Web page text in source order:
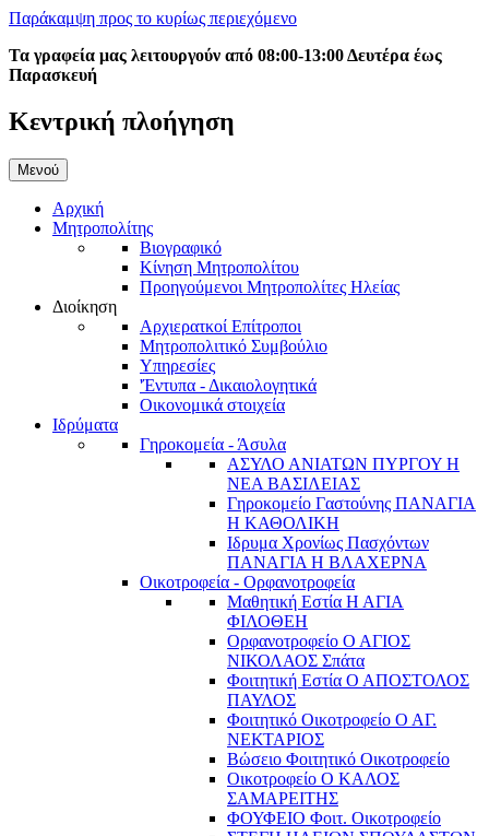
Παράκαμψη προς το κυρίως περιεχόμενο
Τα γραφεία μας λειτουργούν από 08:00-13:00 Δευτέρα έως
Παρασκευή
Κεντρική πλοήγηση
Μενού
Αρχική
Μητροπολίτης
Βιογραφικό
Κίνηση Μητροπολίτου
Προηγούμενοι Μητροπολίτες Ηλείας
Διοίκηση
Αρχιερατκοί Επίτροποι
Μητροπολιτικό Συμβούλιο
Υπηρεσίες
'Έντυπα - Δικαιολογητικά
Οικονομικά στοιχεία
Ιδρύματα
Γηροκομεία - Άσυλα
ΑΣΥΛΟ ΑΝΙΑΤΩΝ ΠΥΡΓΟΥ Η
ΝΕΑ ΒΑΣΙΛΕΙΑΣ
Γηροκομείο Γαστούνης ΠΑΝΑΓΙΑ
Η ΚΑΘΟΛΙΚΗ
Ιδρυμα Χρονίως Πασχόντων
ΠΑΝΑΓΙΑ Η ΒΛΑΧΕΡΝΑ
Οικοτροφεία - Ορφανοτροφεία
Μαθητική Εστία Η ΑΓΙΑ
ΦΙΛΟΘΕΗ
Ορφανοτροφείο Ο ΑΓΙΟΣ
ΝΙΚΟΛΑΟΣ Σπάτα
Φοιτητική Εστία Ο ΑΠΟΣΤΟΛΟΣ
ΠΑΥΛΟΣ
Φοιτητικό Οικοτροφείο Ο ΑΓ.
ΝΕΚΤΑΡΙΟΣ
Βώσειο Φοιτητικό Οικοτροφείο
Οικοτροφείο Ο ΚΑΛΟΣ
ΣΑΜΑΡΕΙΤΗΣ
ΦΟΥΦΕΙΟ Φοιτ. Οικοτροφείο